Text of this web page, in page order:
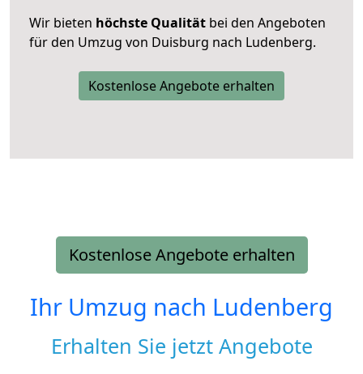
Wir bieten höchste Qualität bei den Angeboten
für den Umzug von Duisburg nach Ludenberg.
Kostenlose Angebote erhalten
Kostenlose Angebote erhalten
Ihr Umzug nach Ludenberg
Erhalten Sie jetzt Angebote